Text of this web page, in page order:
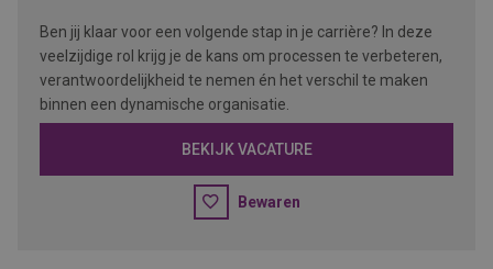
Ben jij klaar voor een volgende stap in je carrière? In deze
veelzijdige rol krijg je de kans om processen te verbeteren,
verantwoordelijkheid te nemen én het verschil te maken
binnen een dynamische organisatie.
BEKIJK VACATURE
Bewaren